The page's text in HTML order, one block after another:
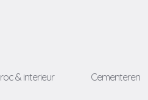
& interieur Cementeren